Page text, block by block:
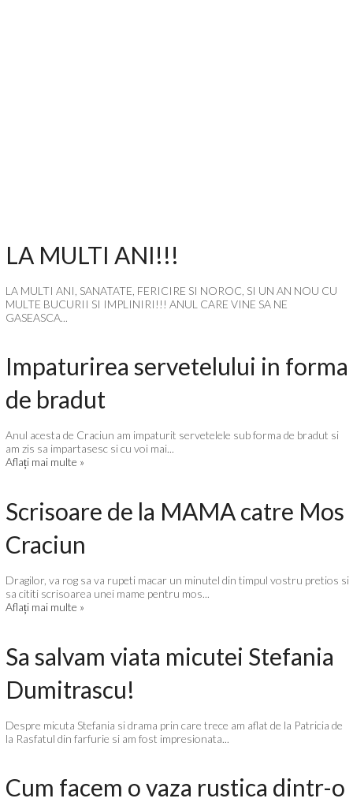
LA MULTI ANI!!!
LA MULTI ANI, SANATATE, FERICIRE SI NOROC, SI UN AN NOU CU
MULTE BUCURII SI IMPLINIRI!!! ANUL CARE VINE SA NE
GASEASCA...
Impaturirea servetelului in forma
de bradut
Anul acesta de Craciun am impaturit servetelele sub forma de bradut si
am zis sa impartasesc si cu voi mai...
Aflați mai multe »
Scrisoare de la MAMA catre Mos
Craciun
Dragilor, va rog sa va rupeti macar un minutel din timpul vostru pretios si
sa cititi scrisoarea unei mame pentru mos...
Aflați mai multe »
Sa salvam viata micutei Stefania
Dumitrascu!
Despre micuta Stefania si drama prin care trece am aflat de la Patricia de
la Rasfatul din farfurie si am fost impresionata...
Cum facem o vaza rustica dintr-o